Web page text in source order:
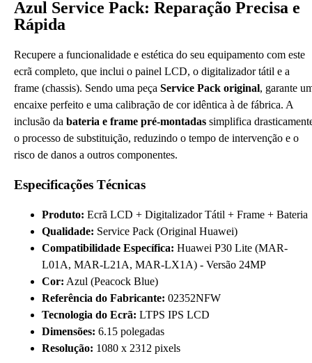
Azul Service Pack: Reparação Precisa e
Rápida
Recupere a funcionalidade e estética do seu equipamento com este
ecrã completo, que inclui o painel LCD, o digitalizador tátil e a
frame (chassis). Sendo uma peça Service Pack original, garante
encaixe perfeito e uma calibração de cor idêntica à de fábrica. A
inclusão da bateria e frame pré-montadas simplifica
o processo de substituição, reduzindo o tempo de intervenção e o
risco de danos a outros componentes.
Especificações Técnicas
Produto: Ecrã LCD + Digitalizador Tátil + Frame + Bateria
Qualidade: Service Pack (Original Huawei)
Compatibilidade Específica: Huawei P30 Lite (MAR-
L01A, MAR-L21A, MAR-LX1A) - Versão 24MP
Cor: Azul (Peacock Blue)
Referência do Fabricante: 02352NFW
Tecnologia do Ecrã: LTPS IPS LCD
Dimensões: 6.15 polegadas
Resolução: 1080 x 2312 pixels